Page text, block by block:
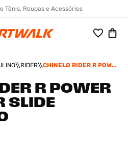
Tênis, Roupas e Acessórios
RIDER
CHINELO RIDER R POWER
MASCULINO
R POWER
SLIDE